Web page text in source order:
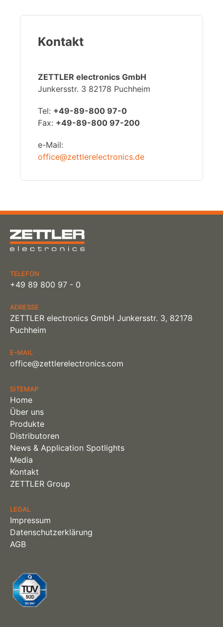
Kontakt
ZETTLER electronics GmbH
Junkersstr. 3 82178 Puchheim
Tel: +49-89-800 97-0
Fax: +49-89-800 97-200
e-Mail:
office@zettlerelectronics.de
TELEFON
+49 89 800 97 - 0
ADRESSE
ZETTLER electronics GmbH Junkersstr. 3, 82178
Puchheim
E-MAIL
office@zettlerelectronics.com
SITEMAP
Home
Über uns
Produkte
Distributoren
News & Application Spotlights
Media
Kontakt
ZETTLER Group
LEGAL
Impressum
Datenschutzerklärung
AGB